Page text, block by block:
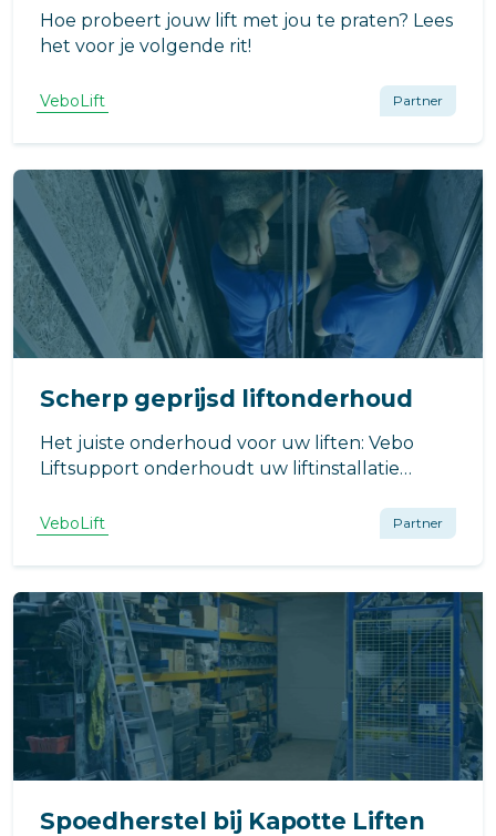
Hoe probeert jouw lift met jou te praten? Lees
het voor je volgende rit!
VeboLift Partner
Scherp geprijsd liftonderhoud
Het juiste onderhoud voor uw liften: Vebo
Liftsupport onderhoudt uw liftinstallatie
wensen!
VeboLift Partner
Spoedherstel bij Kapotte Liften